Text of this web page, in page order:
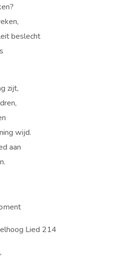
beslecht
zijt,
wijd.
aan
Lied 214